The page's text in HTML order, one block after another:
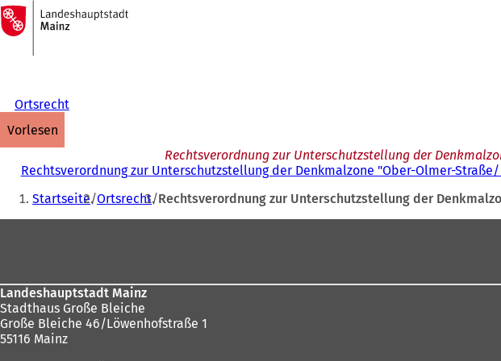
Inhalt anspringen
Zur
Startseite
Ortsrecht
vorlesen
Rechtsverordnung zur Unterschutzstellung der
Rechtsverordnung zur Unterschutzstellung der Denkmalzone "Ober-Olmer-Straße/
Sie
befinden
Startseite Ortsrecht Rechtsverordnung zur Unterschutzstellung der
Landeshauptstadt Mainz
Stadthaus Große Bleiche
Große Bleiche 46/Löwenhofstraße 1
55116 Mainz